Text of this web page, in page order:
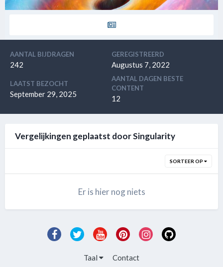
AANTAL BIJDRAGEN
242
GEREGISTREERD
Augustus 7, 2022
LAATST BEZOCHT
September 29, 2025
AANTAL DAGEN BESTE
CONTENT
12
Vergelijkingen geplaatst door Singularity
SORTEER OP
Er is hier nog niets
Taal Contact